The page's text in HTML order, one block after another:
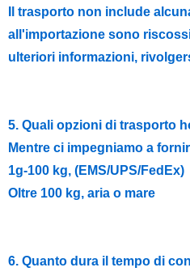
Il trasporto non include
all'importazione sono
ulteriori informazioni,
5. Quali opzioni di trasporto
Mentre ci impegniamo a
1g-100 kg, (EMS/UPS/FedEx)
Oltre 100 kg, aria o mare
6. Quanto dura il tempo di